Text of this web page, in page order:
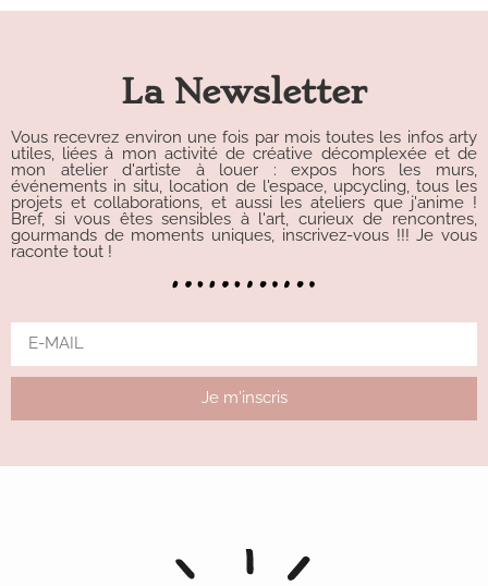
La Newsletter
Vous recevrez environ une fois par mois toutes les infos arty
utiles, liées à mon activité de créative décomplexée et de
mon atelier d'artiste à louer : expos hors les murs,
événements in situ, location de l'espace, upcycling, tous les
projets et collaborations, et aussi les ateliers que j'anime !
Bref, si vous êtes sensibles à l'art, curieux de rencontres,
gourmands de moments uniques, inscrivez-vous !!! Je vous
raconte tout !
Je m'inscris